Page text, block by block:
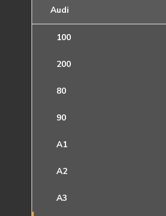
Audi
100
200
80
90
A1
A2
A3